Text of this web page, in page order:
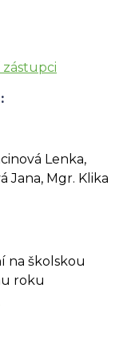
Lenka,
Jana, Mgr. Klika
na školskou
roku